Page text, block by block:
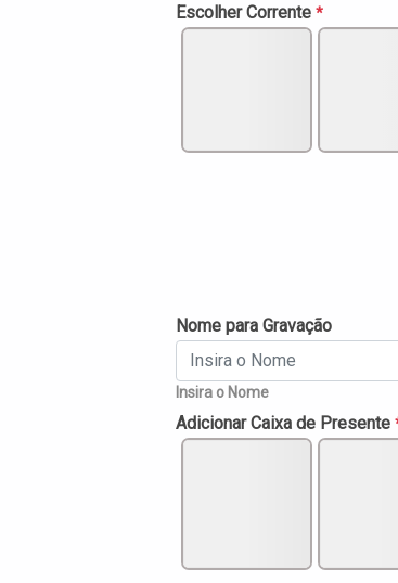
Escolher Corrente *
Nome para Gravação
Insira o Nome
Adicionar Caixa de Presente